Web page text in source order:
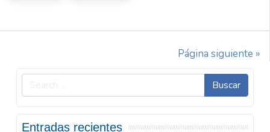
Página siguiente »
Buscar
Entradas recientes